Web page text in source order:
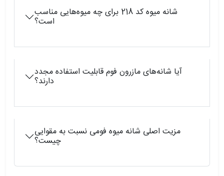
شانه میوه کد 218 برای چه میوه‌هایی مناسب
است؟
آیا شانه‌های مازرون فوم قابلیت استفاده مجدد
دارند؟
مزیت اصلی شانه میوه فومی نسبت به مقوایی
چیست؟